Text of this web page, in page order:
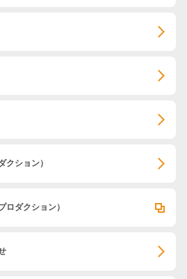
クション）
ロダクション）